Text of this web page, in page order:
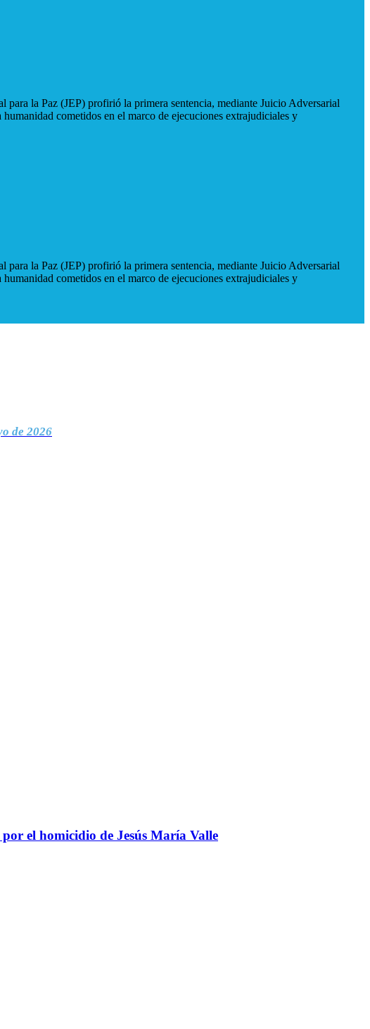
para la Paz (JEP) profirió la primera sentencia, mediante Juicio Adversarial
cometidos en el marco de ejecuciones extrajudiciales y
para la Paz (JEP) profirió la primera sentencia, mediante Juicio Adversarial
cometidos en el marco de ejecuciones extrajudiciales y
de 2026
el homicidio de Jesús María Valle